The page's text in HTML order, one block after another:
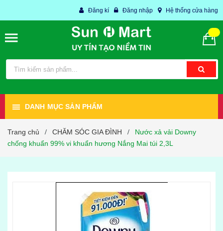
Đăng kí Đăng nhập Hệ thống cửa hàng
DANH MỤC SẢN PHẨM
Trang chủ / CHĂM SÓC GIA ĐÌNH /
Nước xả vải Downy
chống khuẩn 99% vi khuẩn hương Nắng Mai túi 2,3L